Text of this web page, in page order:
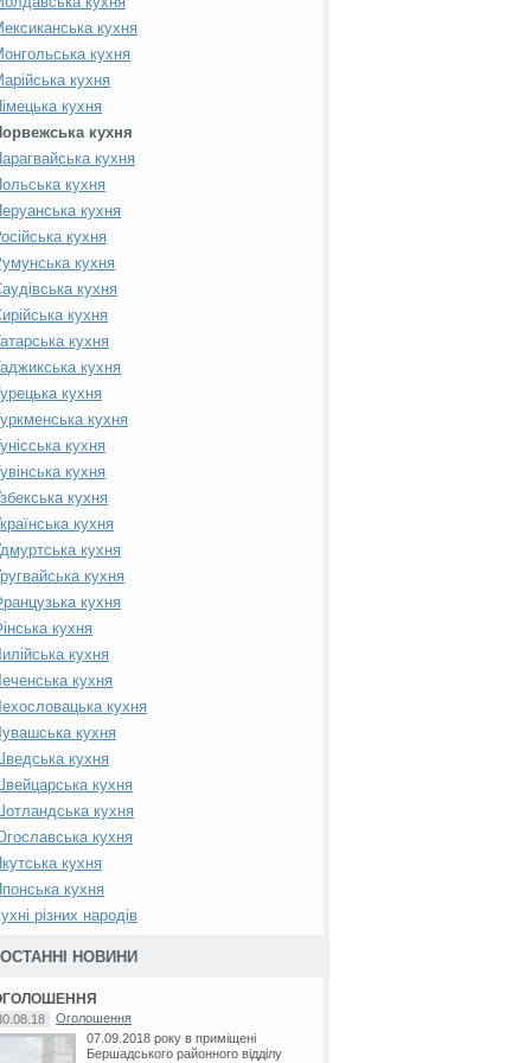
кухня
кухня
кухня
кухня
кухня
кухня
кухня
кухня
кухня
кухня
кухня
кухня
кухня
кухня
кухня
кухня
кухня
кухня
кухня
кухня
кухня
кухня
кухня
кухня
кухня
кухня
кухня
кухня
Шведська кухня
Швейцарська кухня
Шотландська кухня
кухня
кухня
кухня
різних народів
ОСТАННІ НОВИНИ
Оголошення
07.09.2018 року в приміщені
Бершадського районного відділу